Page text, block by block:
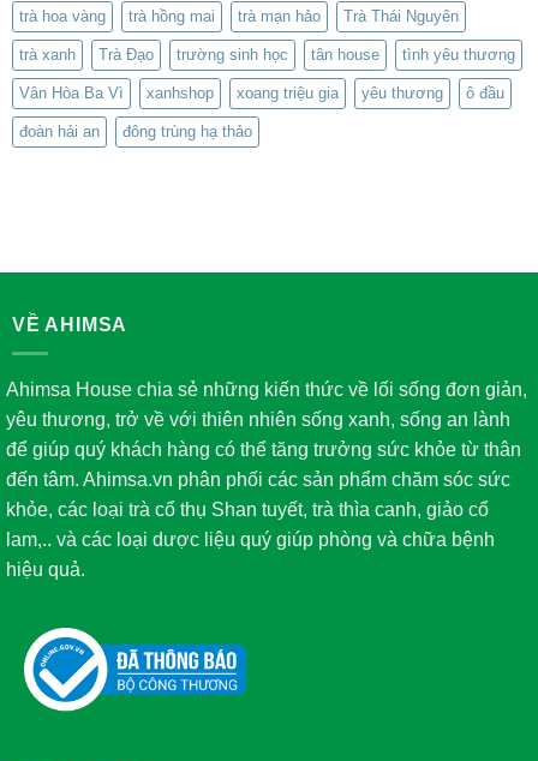
trà hoa vàng trà hồng mai trà mạn hảo Trà Thái Nguyên
trà xanh Trà Đạo trường sinh học tân house tình yêu thương
Vân Hòa Ba Vì xanhshop xoang triệu gia yêu thương ô đầu
đoàn hải an đông trùng hạ thảo
VỀ AHIMSA
Ahimsa House chia sẻ những kiến thức về lối sống đơn giản,
yêu thương, trở về với thiên nhiên sống xanh, sống an lành
để giúp quý khách hàng có thể tăng trưởng sức khỏe từ thân
đến tâm. Ahimsa.vn phân phối các sản phẩm chăm sóc sức
khỏe, các loại trà cổ thụ Shan tuyết, trà thìa canh, giảo cổ
lam,.. và các loại dược liệu quý giúp phòng và chữa bệnh
hiệu quả.